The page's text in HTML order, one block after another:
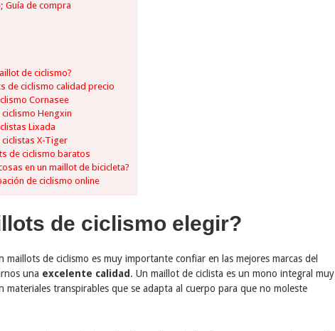
Guía de compra
de ciclismo?
de ciclismo calidad precio
Cornasee
Hengxin
Lixada
X-Tiger
de ciclismo baratos
en un maillot de bicicleta?
de ciclismo online
de ciclismo elegir?
maillots de ciclismo es muy importante confiar en las mejores marcas del
una excelente calidad . Un maillot de ciclista es un mono integral muy
materiales transpirables que se adapta al cuerpo para que no moleste